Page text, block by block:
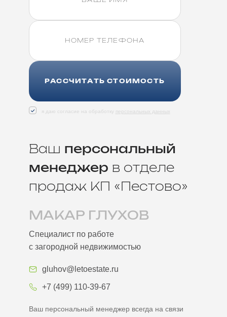
РАССЧИТАТЬ СТОИМОСТЬ
я даю согласие на обработку персональных данных
Ваш персональный
менеджер в отделе
продаж КП «Пестово»
МАКАР ГЛУХОВ
Специалист по работе
с загородной недвижимостью
gluhov@letoestate.ru
+7 (499) 110-39-67
Ваш персональный менеджер всегда на связи